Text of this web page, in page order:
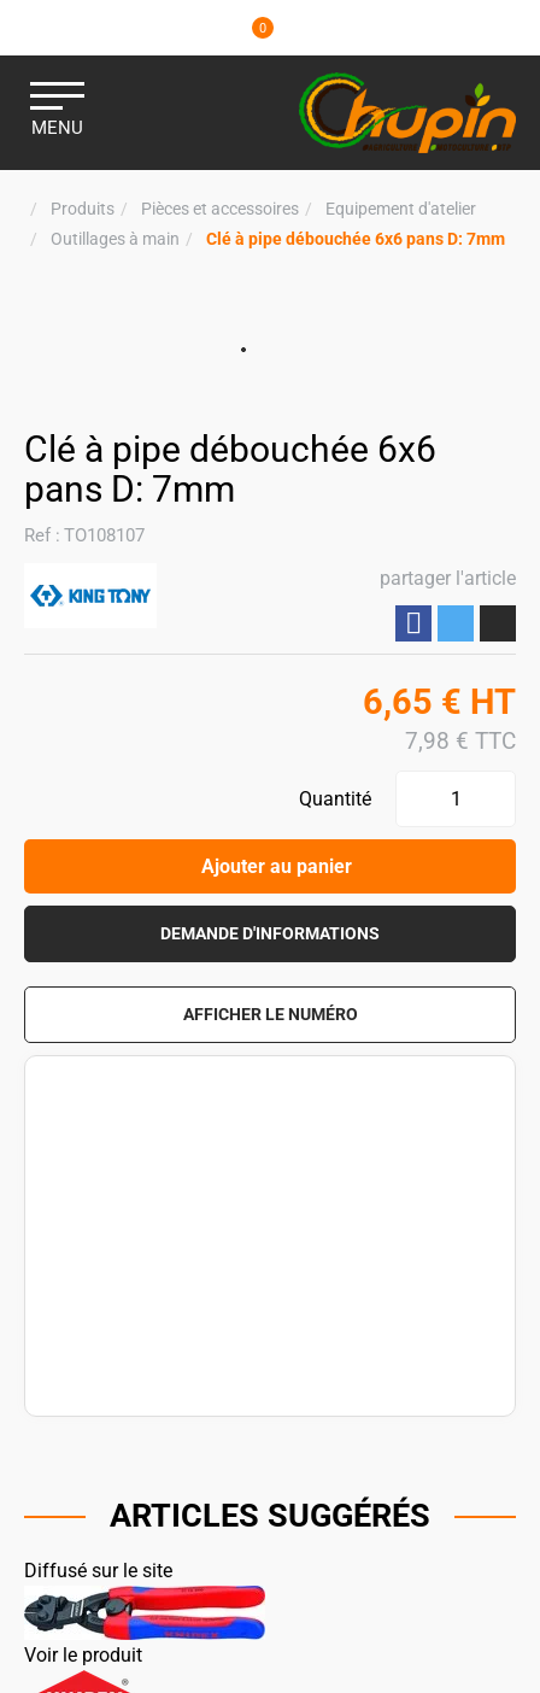
0
MENU
Produits Pièces et accessoires
Equipement d'atelier
Outillages à main
Clé à pipe débouchée 6x6 pans D: 7mm
Clé à pipe débouchée 6x6
pans D: 7mm
Ref : TO108107
partager l'article
6,65 € HT
7,98 € TTC
Quantité
Ajouter au panier
DEMANDE D'INFORMATIONS
AFFICHER LE NUMÉRO
ARTICLES SUGGÉRÉS
Diffusé sur le site
Voir le produit